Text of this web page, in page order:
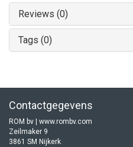
Reviews (0)
Tags (0)
Contactgegevens
ROM bv | www.rombv.com
Zeilmaker 9
3861 SM Nijkerk